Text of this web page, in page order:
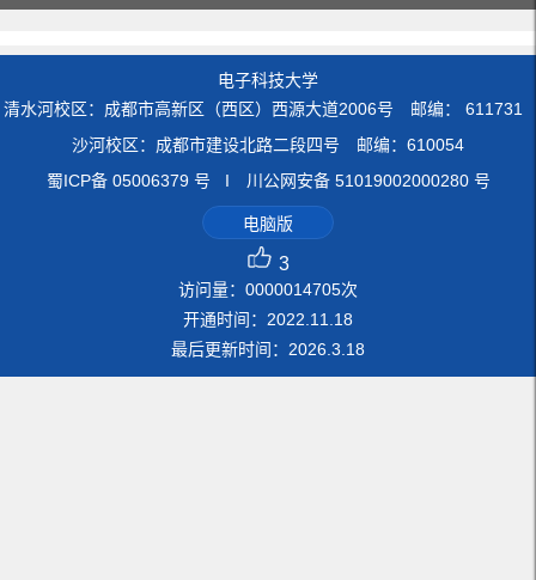
电子科技大学
清水河校区：成都市高新区（西区）西源大道2006号 邮编： 611731
沙河校区：成都市建设北路二段四号 邮编：610054
蜀ICP备 05006379 号 I 川公网安备 51019002000280 号
电脑版
3
访问量： 0000014705次
开通时间： 2022 11 18
最后更新时间： 2026 3 18